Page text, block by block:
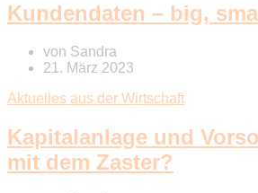
Kundendaten – big,
von Sandra
21. März 2023
Aktuelles aus der Wirtschaft
Kapitalanlage und
mit dem Zaster?